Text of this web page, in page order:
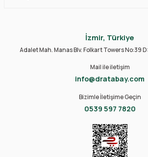
İzmir, Türkiye
Adalet Mah. Manas Blv. Folkart Towers No:39
Mail ile iletişim
info@dratabay.com
Bizimle İletişime Geçin
0539 597 7820